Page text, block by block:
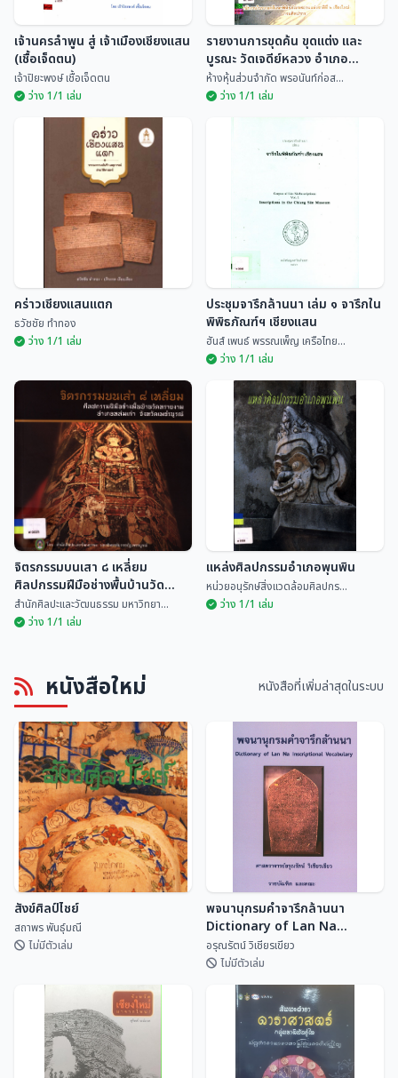
เจ้านครลำพูน สู่ เจ้าเมือง
เชียงแสน (เชื้อเจ็ดตน)
เจ้าปิยะพงษ์ เชื้อเจ...
เจ้านครลำพูน สู่ เจ้าเมืองเชียงแสน
(เชื้อเจ็ดตน)
เจ้าปิยะพงษ์ เชื้อเจ็ดตน
ว่าง 1/1 เล่ม
รายงานการขุดค้น ขุดแต่ง และ
บูรณะ วัดเจดีย์หลวง อำเภอ
รายงานการขุดค้น ขุดแต่ง และ
บูรณะ วัดเจดีย์หลวง อำเภอ
เชียงแสน จังหวัดเชียงราย
ห้างหุ้นส่วนจำกัด พรอนันท์ก่อส...
ว่าง 1/1 เล่ม
คร่าวเชียงแสนแตก
ธวัชชัย ทำทอง
คร่าวเชียงแสนแตก
ธวัชชัย ทำทอง
ว่าง 1/1 เล่ม
ประชุมจารึกล้านนา เล่ม ๑ จารึกใน
พิพิธภัณฑ์ฯ เชียงแสน
ฮันส์ เพนธ์ พรรณเพ็ญ...
ประชุมจารึกล้านนา เล่ม ๑ จารึกใน
พิพิธภัณฑ์ฯ เชียงแสน
ฮันส์ เพนธ์ พรรณเพ็ญ เครือไทย...
ว่าง 1/1 เล่ม
ศิลปกรรมฝีมือช่างพื้นบ้านวัดทราย
งาม อำเภอหล่มเก่า จังหวัด
เพชรบูรณ์
สำนักศิลปะและวัฒนธรร...
จิตรกรรมบนเสา ๘ เหลี่ยม
ศิลปกรรมฝีมือช่างพื้นบ้านวัด
ทรายงาม อำเภอหล่มเก่า จังหวัด
เพชรบูรณ์
สำนักศิลปะและวัฒนธรรม มหาวิทยา...
ว่าง 1/1 เล่ม
แหล่งศิลปกรรมอำเภอพุนพิน
แหล่งศิลปกรรมอำเภอพุนพิน
หน่วยอนุรักษ์สิ่งแวดล้อมศิลปกร...
ว่าง 1/1 เล่ม
หนังสือใหม่ หนังสือที่เพิ่มล่าสุดในระบบ
สังข์ศิลป์ไชย์
สถาพร พันธุ์มณี
สังข์ศิลป์ไชย์
สถาพร พันธุ์มณี
ไม่มีตัวเล่ม
พจนานุกรมคำจารึกล้านนา
Dictionary of Lan Na
Inscriptional Vocabulary
อรุณรัตน์ วิเชียรเขี...
พจนานุกรมคำจารึกล้านนา
Dictionary of Lan Na
Inscriptional Vocabulary
อรุณรัตน์ วิเชียรเขียว
ไม่มีตัวเล่ม